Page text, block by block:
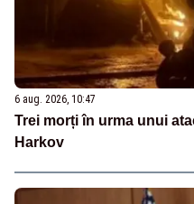
6 aug. 2026, 10:47
Trei morți în urma unui
Harkov